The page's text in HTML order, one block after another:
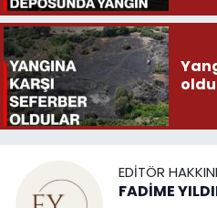
EDITÖR
FADİME